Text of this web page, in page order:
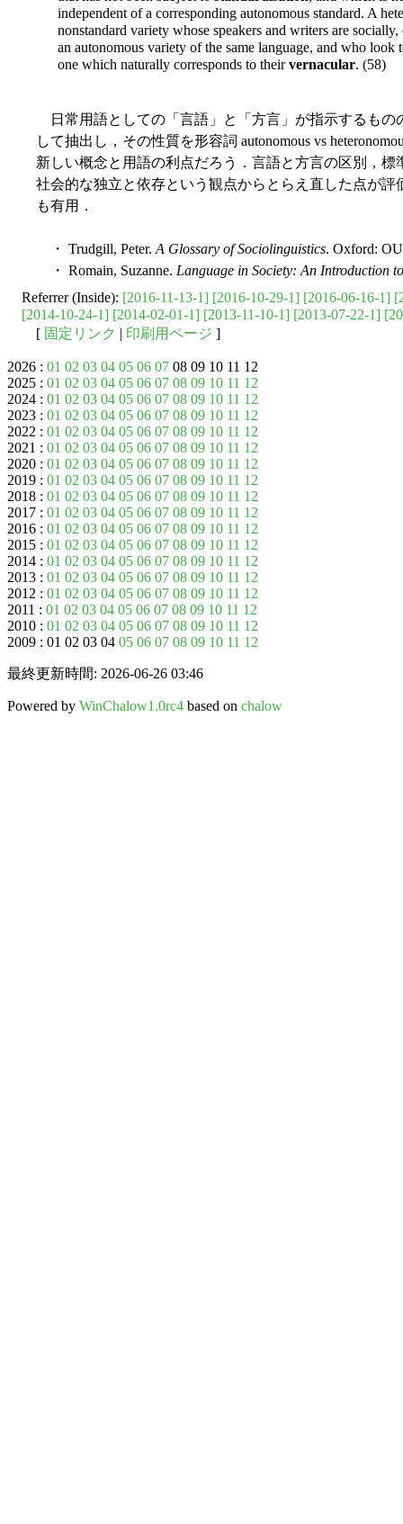
independent of a corresponding autonomous standard. A
nonstandard variety whose speakers and writers are
an autonomous variety of the same language, and who look
one which naturally corresponds to theirvernacular. (58)
日常用語としての「言語」と「方言」が指示するもの
して抽出し，その性質を形容詞 autonomous vs
新しい概念と用語の利点だろう．言語と方言の区別，
社会的な独立と依存という観点からとらえ直した点が評
も有用．
・ Trudgill, Peter. A Glossary of Sociolinguistics. Oxford:
・ Romain, Suzanne. Language in Society: An Introduction
Referrer (Inside): [2016-11-13-1] [2016-10-29-1] [2016-06-16-1]
[2014-10-24-1] [2014-02-01-1] [2013-11-10-1] [2013-07-22-1]
[ 固定リンク | 印刷用ページ ]
2026 : 01 02 03 04 05 06 07 08 09 10 11 12
2025 : 01 02 03 04 05 06 07 08 09 10 11 12
2024 : 01 02 03 04 05 06 07 08 09 10 11 12
2023 : 01 02 03 04 05 06 07 08 09 10 11 12
2022 : 01 02 03 04 05 06 07 08 09 10 11 12
2021 : 01 02 03 04 05 06 07 08 09 10 11 12
2020 : 01 02 03 04 05 06 07 08 09 10 11 12
2019 : 01 02 03 04 05 06 07 08 09 10 11 12
2018 : 01 02 03 04 05 06 07 08 09 10 11 12
2017 : 01 02 03 04 05 06 07 08 09 10 11 12
2016 : 01 02 03 04 05 06 07 08 09 10 11 12
2015 : 01 02 03 04 05 06 07 08 09 10 11 12
2014 : 01 02 03 04 05 06 07 08 09 10 11 12
2013 : 01 02 03 04 05 06 07 08 09 10 11 12
2012 : 01 02 03 04 05 06 07 08 09 10 11 12
2011 : 01 02 03 04 05 06 07 08 09 10 11 12
2010 : 01 02 03 04 05 06 07 08 09 10 11 12
2009 : 01 02 03 04 05 06 07 08 09 10 11 12
最終更新時間: 2026-06-26 03:46
Powered by WinChalow1.0rc4 based on chalow